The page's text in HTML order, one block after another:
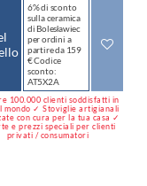
6% di sconto
sulla ceramica
di Bolesławiec
per ordini a
partire da 159
€ Codice
sconto:
AT5X2A
100.000 clienti soddisfatti in
mondo ✓ Stoviglie artigianali
con cura per la tua casa ✓
e prezzi speciali per clienti
privati / consumatori